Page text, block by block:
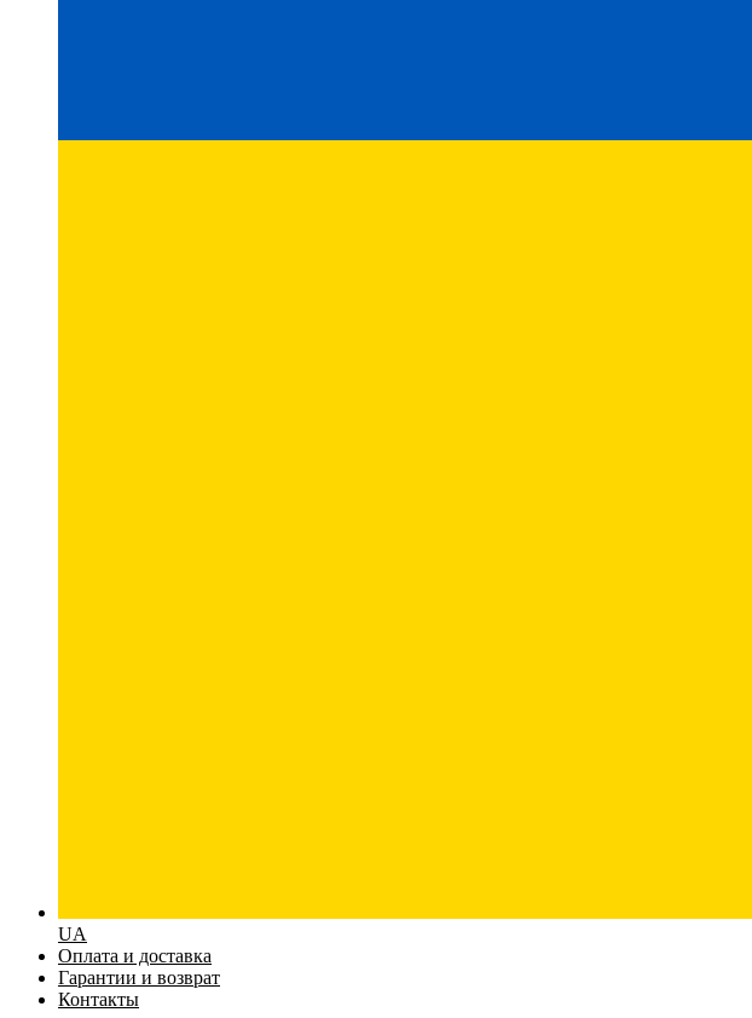
UA
Оплата и доставка
Гарантии и возврат
Контакты